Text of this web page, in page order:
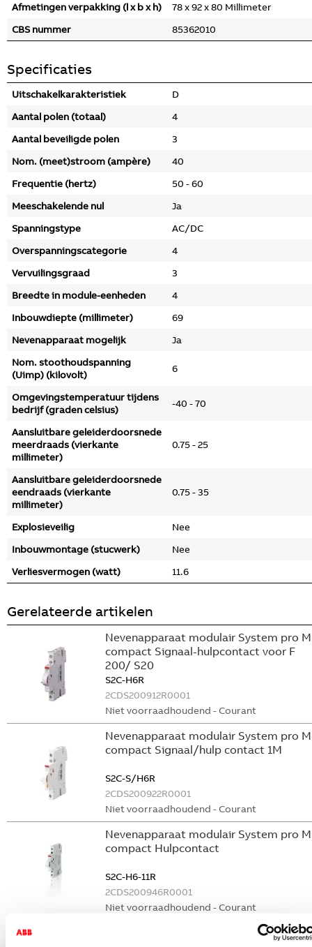
Afmetingen verpakking (l x b x h)
78 x 92 x 80 Millimeter
CBS nummer
85362010
Specificaties
Uitschakelkarakteristiek
D
Aantal polen (totaal)
4
Aantal beveiligde polen
3
Nom. (meet)stroom (ampère)
40
Frequentie (hertz)
50 - 60
Meeschakelende nul
Ja
Spanningstype
AC/DC
Overspanningscategorie
4
Vervuilingsgraad
3
Breedte in module-eenheden
4
Inbouwdiepte (millimeter)
69
Nevenapparaat mogelijk
Ja
Nom. stoothoudspanning
(Uimp) (kilovolt)
6
Omgevingstemperatuur tijdens
bedrijf (graden celsius)
-40 - 70
Aansluitbare geleiderdoorsnede
meerdraads (vierkante
millimeter)
0.75 - 25
Aansluitbare geleiderdoorsnede
eendraads (vierkante
millimeter)
0.75 - 35
Explosieveilig
Nee
Inbouwmontage (stucwerk)
Nee
Verliesvermogen (watt)
11.6
Gerelateerde artikelen
Nevenapparaat modulair System pro M
compact Signaal-hulpcontact voor F
200/ S20
S2C-H6R
2CDS200912R0001
Niet voorraadhoudend - Courant
Nevenapparaat modulair System pro M
compact Signaal/hulp contact 1M
S2C-S/H6R
2CDS200922R0001
Niet voorraadhoudend - Courant
Nevenapparaat modulair System pro M
compact Hulpcontact
S2C-H6-11R
2CDS200946R0001
Niet voorraadhoudend - Courant
Nevenapparaat modulair System pro M